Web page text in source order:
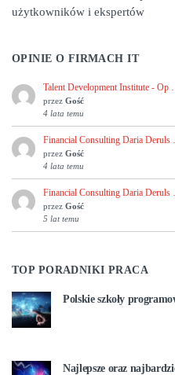
użytkowników i ekspertów
OPINIE O FIRMACH IT
Talent Development Institute - Op
przez Gość
4 lata temu
Financial Consulting Daria
przez Gość
4 lata temu
Financial Consulting Daria
przez Gość
5 lat temu
TOP PORADNIKI PRACA
Polskie szkoły
Najlepsze oraz